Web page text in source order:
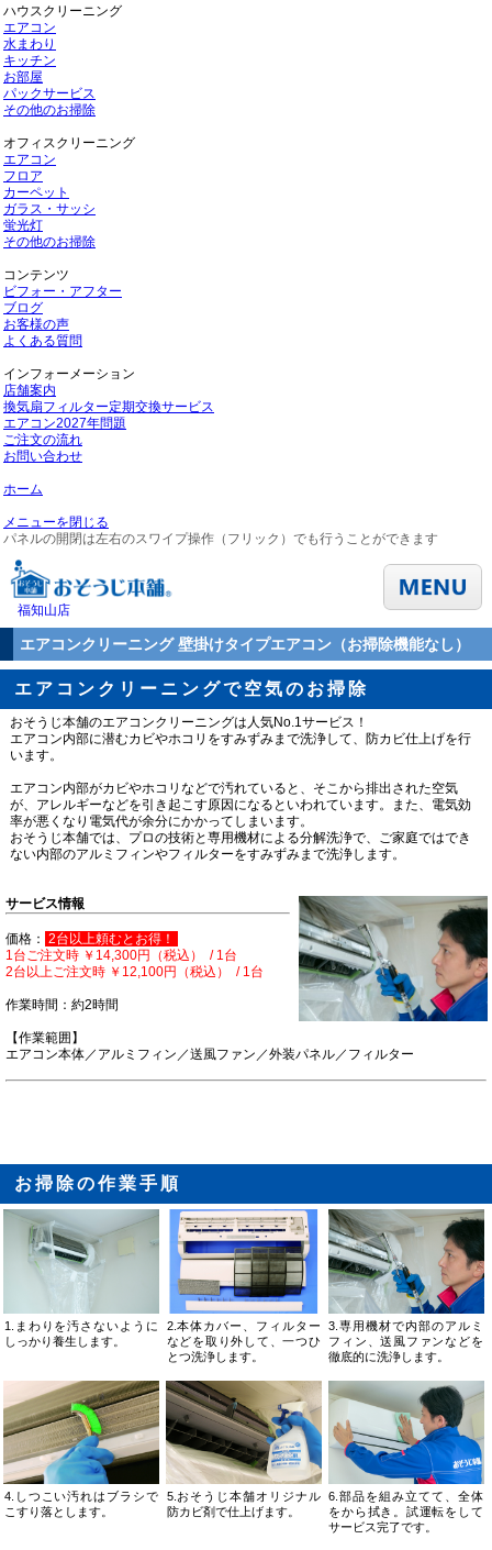
ハウスクリーニング
エアコン
水まわり
キッチン
お部屋
パックサービス
その他のお掃除
オフィスクリーニング
エアコン
フロア
カーペット
ガラス・サッシ
蛍光灯
その他のお掃除
コンテンツ
ビフォー・アフター
ブログ
お客様の声
よくある質問
インフォーメーション
店舗案内
換気扇フィルター定期交換サービス
エアコン2027年問題
ご注文の流れ
お問い合わせ
ホーム
メニューを閉じる
パネルの開閉は左右のスワイプ操作（フリック）でも行うことができます
福知山店
エアコンクリーニング 壁掛けタイプエアコン（お掃除機能なし）
エアコンクリーニングで空気のお掃除
おそうじ本舗のエアコンクリーニングは人気No.1サービス！
エアコン内部に潜むカビやホコリをすみずみまで洗浄して、防カビ仕上げを行
います。
エアコン内部がカビやホコリなどで汚れていると、そこから排出された空気
が、アレルギーなどを引き起こす原因になるといわれています。また、電気効
率が悪くなり電気代が余分にかかってしまいます。
おそうじ本舗では、プロの技術と専用機材による分解洗浄で、ご家庭ではでき
ない内部のアルミフィンやフィルターをすみずみまで洗浄します。
サービス情報
価格： 2台以上頼むとお得！
1台ご注文時 ￥ 14,300円（税込） / 1台
2台以上ご注文時 ￥ 12,100円（税込） / 1台
作業時間：約2時間
【作業範囲】
エアコン本体／アルミフィン／送風ファン／外装パネル／フィルター
お掃除の作業手順
1.まわりを汚さないように
しっかり養生します。
2.本体カバー、フィルター
などを取り外して、一つひ
とつ洗浄します。
3.専用機材で内部のアルミ
フィン、送風ファンなどを
徹底的に洗浄します。
4.しつこい汚れはブラシで
こすり落とします。
5.おそうじ本舗オリジナル
防カビ剤で仕上げます。
6.部品を組み立てて、全体
をから拭き。試運転をして
サービス完了です。